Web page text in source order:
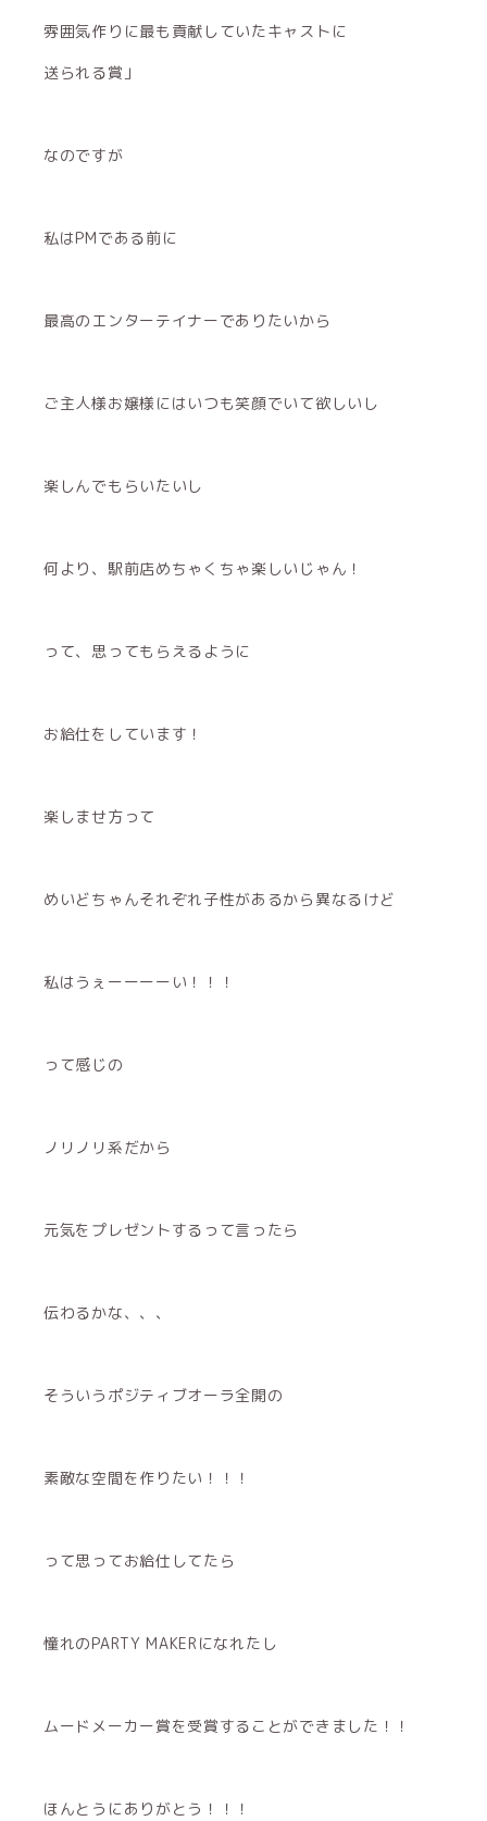
雰囲気作りに最も貢献していたキャストに
送られる賞」
なのですが
私はPMである前に
最高のエンターテイナーでありたいから
ご主人様お嬢様にはいつも笑顔でいて欲しいし
楽しんでもらいたいし
何より、駅前店めちゃくちゃ楽しいじゃん！
って、思ってもらえるように
お給仕をしています！
楽しませ方って
めいどちゃんそれぞれ子性があるから異なるけど
私はうぇーーーーい！！！
って感じの
ノリノリ系だから
元気をプレゼントするって言ったら
伝わるかな、、、
そういうポジティブオーラ全開の
素敵な空間を作りたい！！！
って思ってお給仕してたら
憧れのPARTY MAKERになれたし
ムードメーカー賞を受賞することができました！！
ほんとうにありがとう！！！